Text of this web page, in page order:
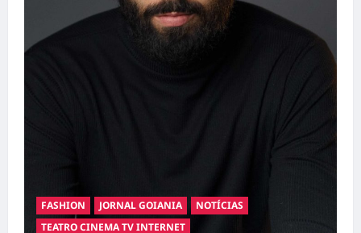
FASHION JORNAL GOIANIA
NOTÍCIAS
TEATRO CINEMA TV INTERNET